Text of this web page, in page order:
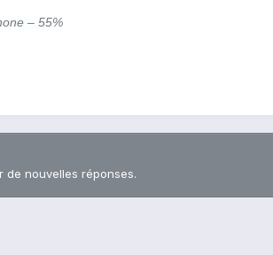
– 55%
de nouvelles réponses.